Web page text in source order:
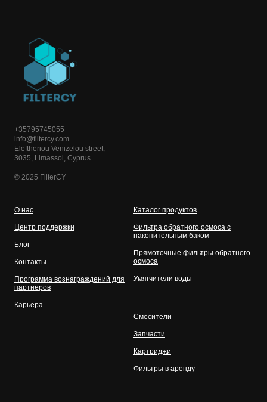
+35795745055
info@filtercy.com
Eleftheriou Venizelou street,
3035, Limassol, Cyprus.
© 2025 FilterCY
О нас
Центр поддержки
Блог
Контакты
Программа вознаграждений для
партнеров
Карьера
Каталог продуктов
Фильтра обратного осмоса с
накопительным баком
Прямоточные фильтры обратного
осмоса
Умягчители воды
Смесители
Запчасти
Картриджи
Фильтры в аренду